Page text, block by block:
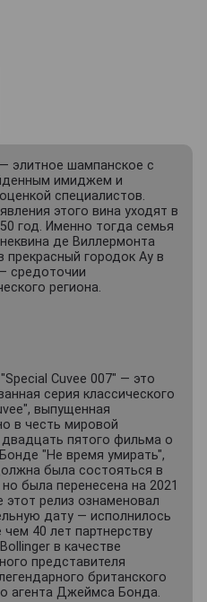
элитное шампанское с
имиджем и
специалистов.
этого вина уходят в
год. Именно тогда семья
де Виллермонта
прекрасный городок Ау в
средоточии
региона.
Cuvee 007" — это
серия классического
выпущенная
в честь мировой
пятого фильма о
"Не время умирать",
была состояться в
но была перенесена на 2021
этот релиз ознаменовал
дату — исполнилось
40 лет партнерству
в качестве
представителя
британского
агента Джеймса Бонда.